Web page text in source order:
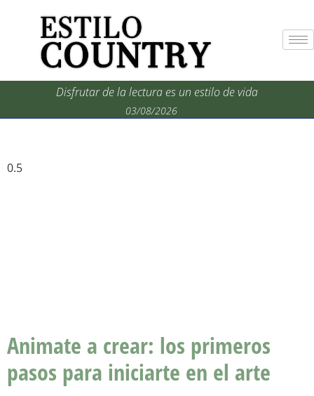
Disfrutar de la lectura es un estilo de vida
03/08/2026
Animate a crear: los primeros
pasos para iniciarte en el arte